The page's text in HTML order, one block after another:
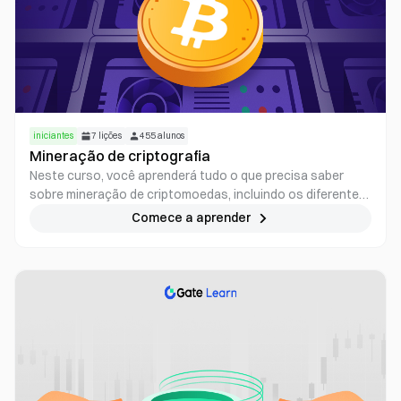
iniciantes 7 lições 455alunos
Mineração de criptografia
Neste curso, você aprenderá tudo o que precisa saber
sobre mineração de criptomoedas, incluindo os diferentes
tipos de hardware de mineração, ferramentas de software
habilidades necessárias para ter sucesso neste setor
Comece a aprender